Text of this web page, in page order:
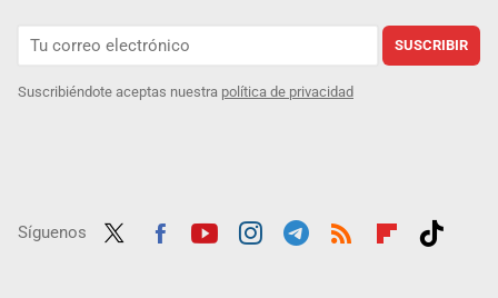
SUSCRIBIR
Suscribiéndote aceptas nuestra política de privacidad
Síguenos